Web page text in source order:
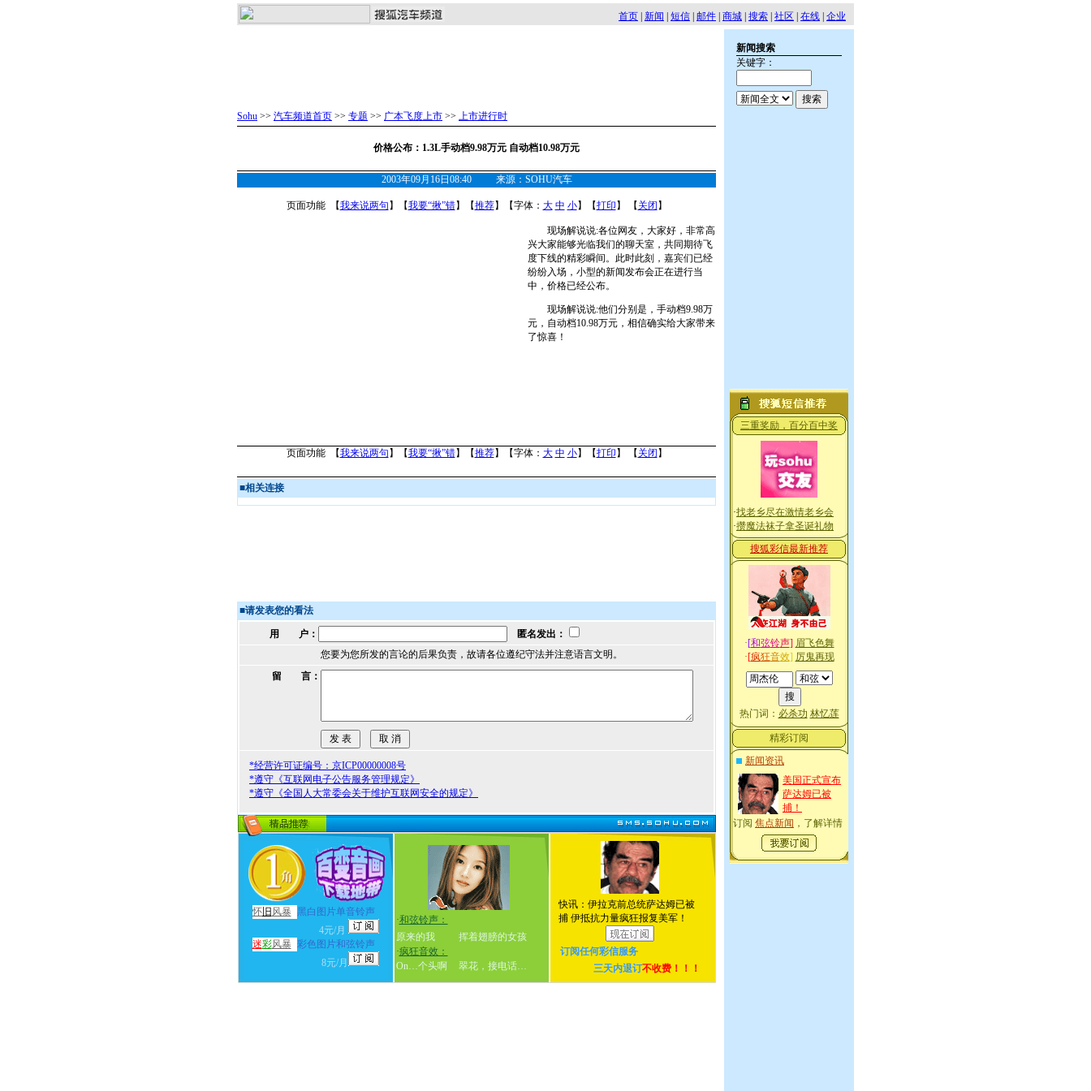
首页 新闻 短信 邮件 商城 搜索 社区 在线 企业
Sohu >> 汽车频道首页 >> 专题 >> 广本飞度上市 >> 上市进行时
价格公布：1.3L手动档9.98万元 自动档10.98万元
2003年09月16日08:40 来源：SOHU汽车
页面功能 【我来说两句 】【我要“揪”错】【推荐】【字体： 大 中 小】【打印 】 【 关闭 】
现场解说说:各位网友，大家好，非常高
兴大家能够光临我们的聊天室，共同期待飞
度下线的精彩瞬间。此时此刻，嘉宾们已经
纷纷入场，小型的新闻发布会正在进行当
中，价格已经公布。
现场解说说:他们分别是，手动档9.98万
元，自动档10.98万元，相信确实给大家带来
了惊喜！
页面功能 【我来说两句 】【我要“揪”错】【推荐】【字体： 大 中 小】【打印 】 【 关闭 】
■相关连接
■请发表您的看法
用 户：
匿名发出：
您要为您所发的言论的后果负责，故请各位遵纪守法并注意语言文明。
留 言：
*经营许可证编号：京ICP00000008号
*遵守《互联网电子公告服务管理规定》
*遵守《全国人大常委会关于维护互联网安全的规定》
怀旧 风暴
黑白图片单音铃声
4元/月
迷彩风暴 彩色图片和弦铃声
8元/月
·和弦铃声：
原来的我
挥着翅膀的女孩
·疯狂音效：
On…个头啊
翠花，接电话…
快讯：伊拉克前总统萨达姆已被
捕 伊抵抗力量疯狂报复美军！
订阅任何彩信服务
三天内退订不收费！！！
新闻搜索
关键字：
三重奖励，百分百中奖
·找老乡尽在激情老乡会
·攒魔法袜子拿圣诞礼物
搜狐彩信最新推荐
·[和弦铃声] 眉飞色舞
·[疯狂音效] 厉鬼再现
热门词： 必杀功 林忆莲
精彩订阅
新闻资讯
美国正式宣布
萨达姆已被
捕！
订阅 焦点新闻 ，了解详情